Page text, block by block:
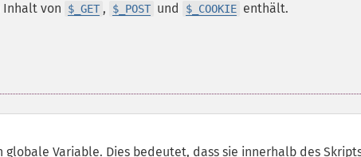
Inhalt von $_GET , $_POST und $_COOKIE enthält.
Variable. Dies bedeutet, dass sie innerhalb des